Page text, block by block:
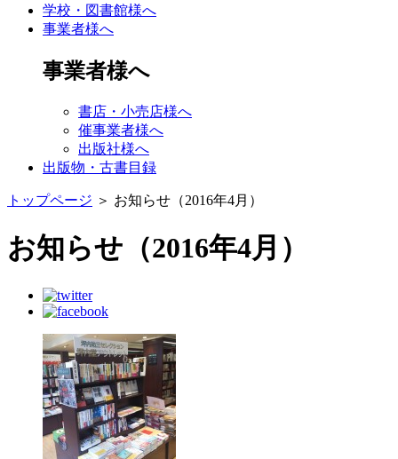
学校・図書館様へ
事業者様へ
事業者様へ
書店・小売店様へ
催事業者様へ
出版社様へ
出版物・古書目録
トップページ ＞ お知らせ（2016年4月）
お知らせ（2016年4月）